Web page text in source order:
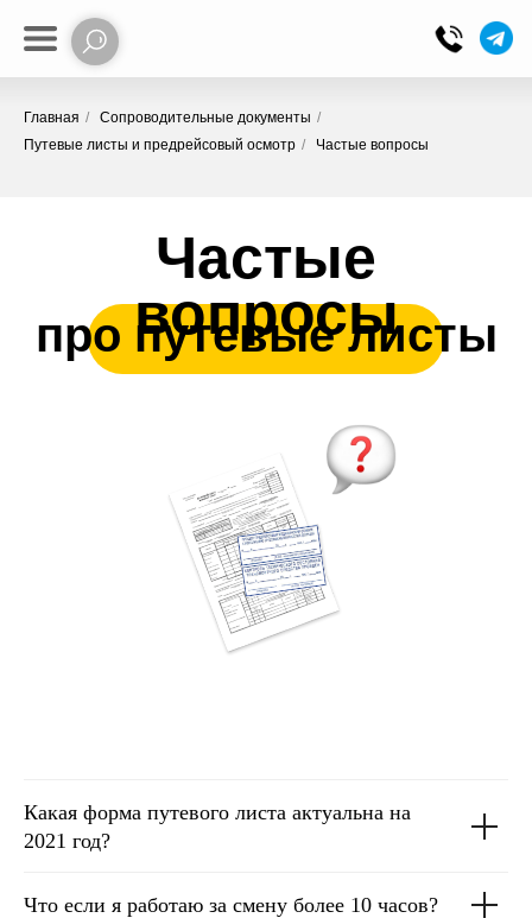
Главная / Сопроводительные документы /
Путевые листы и предрейсовый осмотр / Частые вопросы
Частые
вопросы
про путевые листы
Какая форма путевого листа актуальна на
2021 год?
Что если я работаю за смену более 10 часов?